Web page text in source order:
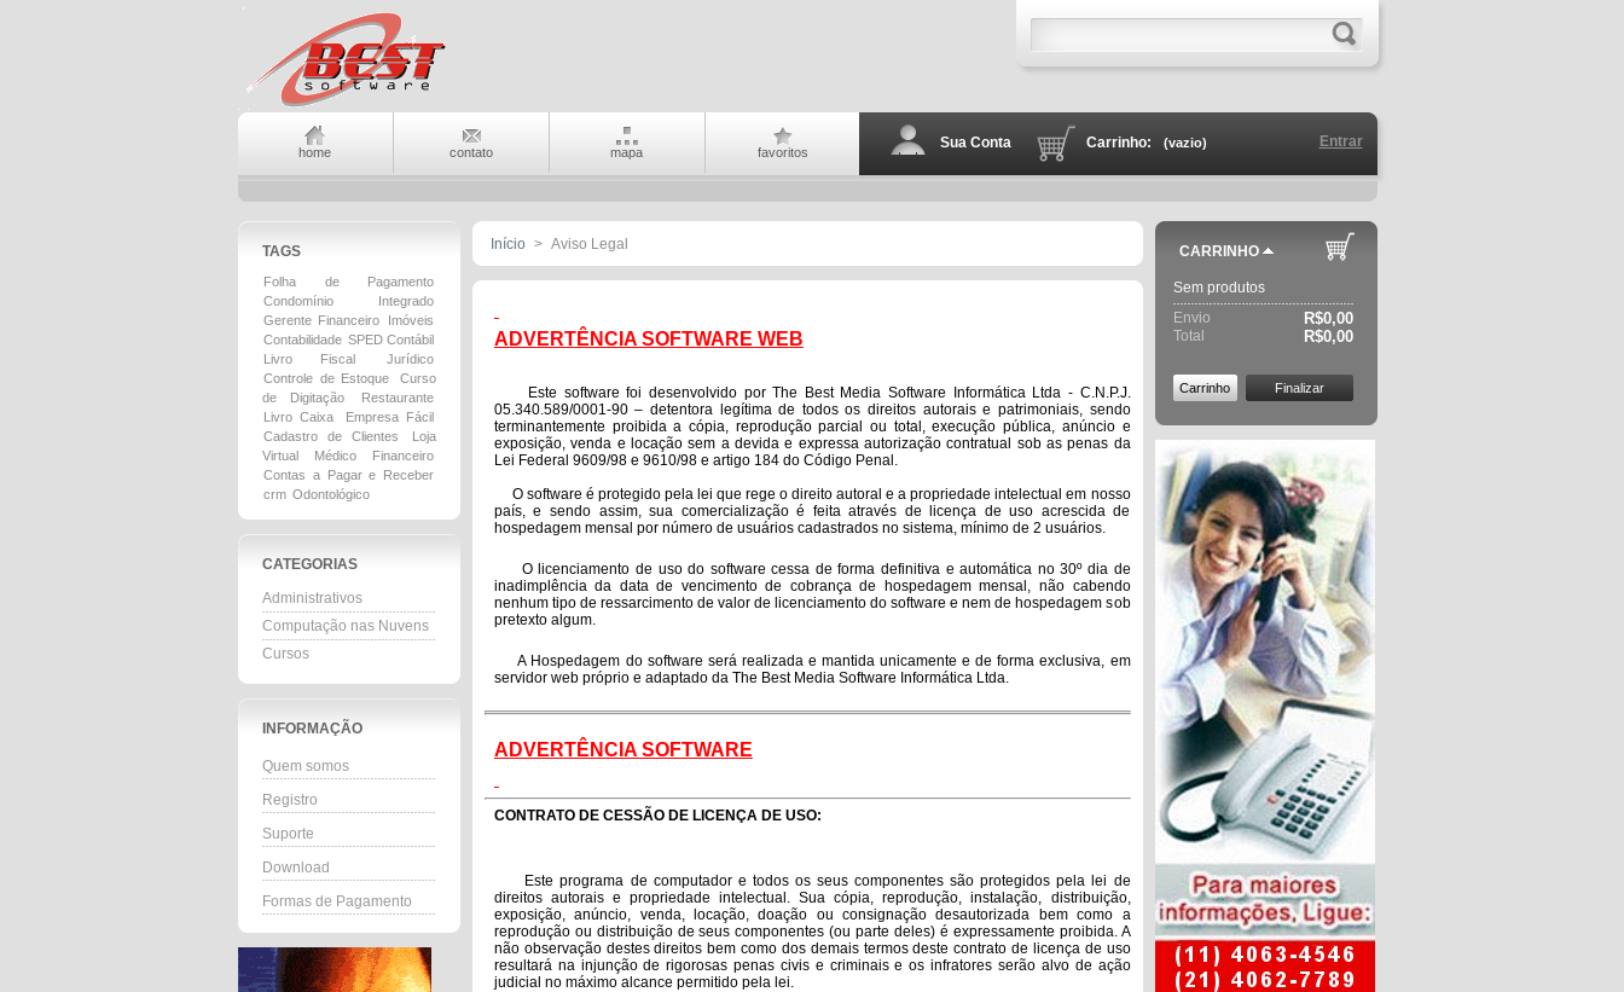
home contato mapa favoritos
Entrar
Sua Conta Carrinho: (vazio)
TAGS
Folha de Pagamento
Condomínio
Integrado
Gerente Financeiro
Imóveis
Contabilidade SPED Contábil
Livro Fiscal
Jurídico
Controle de Estoque
Curso
de Digitação
Restaurante
Livro Caixa
Empresa Fácil
Cadastro de Clientes
Loja
Virtual
Médico
Financeiro
Contas a Pagar e Receber
crm Odontológico
CATEGORIAS
Administrativos
Computação nas Nuvens
Cursos
INFORMAÇÃO
Quem somos
Registro
Suporte
Download
Formas de Pagamento
Início > Aviso Legal
ADVERTÊNCIA SOFTWARE WEB
Este software foi desenvolvido por The Best Media Software Informática Ltda - C.N.P.J.
05.340.589/0001-90 – detentora legítima de todos os direitos autorais e patrimoniais, sendo
terminantemente proibida a cópia, reprodução parcial ou total, execução pública, anúncio e
exposição, venda e locação sem a devida e expressa autorização contratual sob as penas da
Lei Federal 9609/98 e 9610/98 e artigo 184 do Código Penal.
O software é protegido pela lei que rege o direito autoral e a propriedade intelectual em nosso
país, e sendo assim, sua comercialização é feita através de licença de uso acrescida de
hospedagem mensal por número de usuários cadastrados no sistema, mínimo de 2 usuários.
O licenciamento de uso do software cessa de forma definitiva e automática no 30º dia de
inadimplência da data de vencimento de cobrança de hospedagem mensal, não cabendo
nenhum tipo de ressarcimento de valor de licenciamento do software e nem de hospedagem sob
pretexto algum.
A Hospedagem do software será realizada e mantida unicamente e de forma exclusiva, em
servidor web próprio e adaptado da The Best Media Software Informática Ltda.
ADVERTÊNCIA SOFTWARE
CONTRATO DE CESSÃO DE LICENÇA DE USO:
Este programa de computador e todos os seus componentes são protegidos pela lei de
direitos autorais e propriedade intelectual. Sua cópia, reprodução, instalação, distribuição,
exposição, anúncio, venda, locação, doação ou consignação desautorizada bem como a
reprodução ou distribuição de seus componentes (ou parte deles) é expressamente proibida. A
não observação destes direitos bem como dos demais termos deste contrato de licença de uso
resultará na injunção de rigorosas penas civis e criminais e os infratores serão alvo de ação
judicial no máximo alcance permitido pela lei.
CARRINHO
Sem produtos
Envio
R$0,00
Total R$0,00
Carrinho Finalizar